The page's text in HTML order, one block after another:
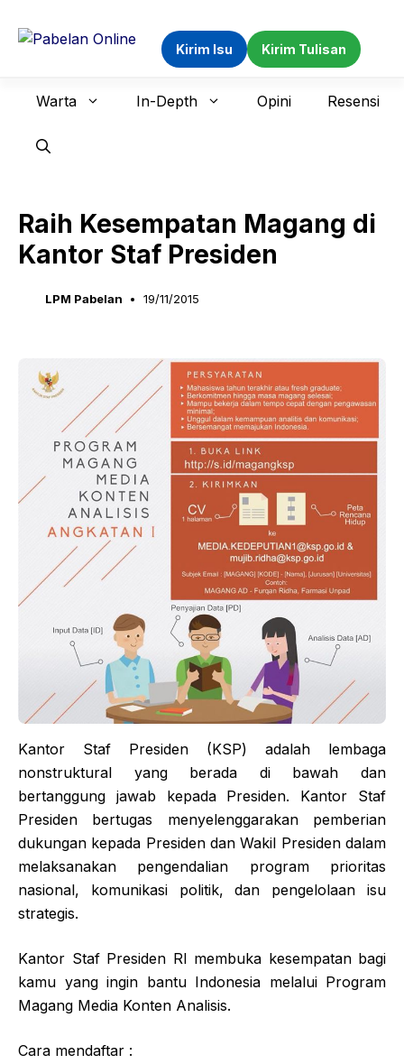
Kirim Isu Kirim Tulisan
Warta In-Depth Opini Resensi
Raih Kesempatan Magang di
Kantor Staf Presiden
LPM Pabelan 19/11/2015
Kantor Staf Presiden (KSP) adalah lembaga
nonstruktural yang berada di bawah dan
bertanggung jawab kepada Presiden. Kantor Staf
Presiden bertugas menyelenggarakan pemberian
dukungan kepada Presiden dan Wakil Presiden dalam
melaksanakan pengendalian program prioritas
nasional, komunikasi politik, dan pengelolaan isu
strategis.
Kantor Staf Presiden RI membuka kesempatan bagi
kamu yang ingin bantu Indonesia melalui Program
Magang Media Konten Analisis.
Cara mendaftar :